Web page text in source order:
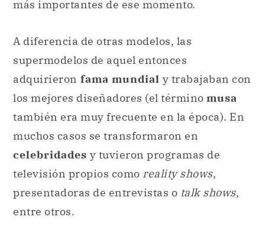
adquirieronfama mundialy trabajaban con
también era muy frecuente en la época). En
muchos casos se transformaron en
celebridadesy tuvieron programas de
televisión propios como reality shows,
presentadoras de entrevistas otalk shows,
entre otros.
Citar este artículo
Fernández, A. M. (31 de octubre de 2022).